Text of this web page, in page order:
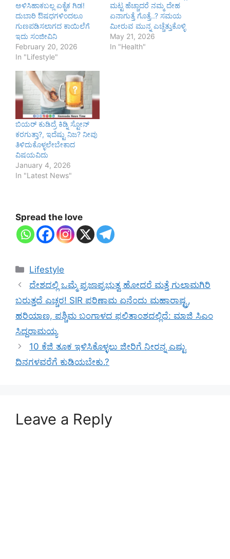
ಅಳಿಸಿಹಾಕಬಲ್ಲ ಏಕೈಕ ಗಿಡ!
ದುಬಾರಿ ಔಷಧಗಳಿಂದಲೂ
ಗುಣಪಡಿಸಲಾಗದ ಕಾಯಿಲೆಗೆ
ಇದು ಸಂಜೀವಿನಿ
February 20, 2026
In "Lifestyle"
ಮಟ್ಟ ಹೆಚ್ಚಾದರೆ ನಮ್ಮ ದೇಹ
ಏನಾಗುತ್ತೆ ಗೊತ್ತೆ..? ಸಮಯ
ಮೀರುವ ಮುನ್ನ ಎಚ್ಚೆತ್ತುಕೊಳ್ಳಿ
May 21, 2026
In "Health"
ಬಿಯರ್ ಕುಡಿದ್ರೆ ಕಿಡ್ನಿ ಸ್ಟೋನ್
ಕರಗುತ್ತಾ?, ಇದೆಷ್ಟು ನಿಜ? ನೀವು
ತಿಳಿದುಕೊಳ್ಳಲೇಬೇಕಾದ
ವಿಷಯವಿದು
January 4, 2026
In "Latest News"
Spread the love
Categories
Lifestyle
ದೇಶದಲ್ಲಿ ಒಮ್ಮೆ ಪ್ರಜಾಪ್ರಭುತ್ವ ಹೋದರೆ ಮತ್ತೆ ಗುಲಾಮಗಿರಿ
ಬರುತ್ತದೆ ಎಚ್ಚರ! SIR ಪರಿಣಾಮ ಏನೆಂದು ಮಹಾರಾಷ್ಟ್ರ,
ಹರಿಯಾಣ, ಪಶ್ಚಿಮ ಬಂಗಾಳದ ಫಲಿತಾಂಶದಲ್ಲಿದೆ: ಮಾಜಿ ಸಿಎಂ
ಸಿದ್ದರಾಮಯ್ಯ
10 ಕೆಜಿ ತೂಕ ಇಳಿಸಿಕೊಳ್ಳಲು ಜೀರಿಗೆ ನೀರನ್ನ ಎಷ್ಟು
ದಿನಗಳವರೆಗೆ ಕುಡಿಯಬೇಕು.?
Leave a Reply